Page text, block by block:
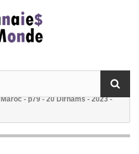
Maroc - p79 - 20 Dirhams - 2023 -